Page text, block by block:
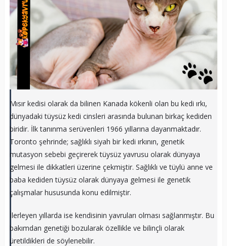
Mısır kedisi olarak da bilinen Kanada kökenli olan bu kedi ırkı,
dünyadaki tüysüz kedi cinsleri arasında bulunan birkaç kediden
biridir. İlk tanınma serüvenleri 1966 yıllarına dayanmaktadır.
Toronto şehrinde; sağlıklı siyah bir kedi ırkının, genetik
mutasyon sebebi geçirerek tüysüz yavrusu olarak dünyaya
gelmesi ile dikkatleri üzerine çekmiştir. Sağlıklı ve tüylü anne ve
baba kediden tüysüz olarak dünyaya gelmesi ile genetik
çalışmalar hususunda konu edilmiştir.
İlerleyen yıllarda ise kendisinin yavruları olması sağlanmıştır. Bu
bakımdan genetiği bozularak özellikle ve bilinçli olarak
üretildikleri de söylenebilir.